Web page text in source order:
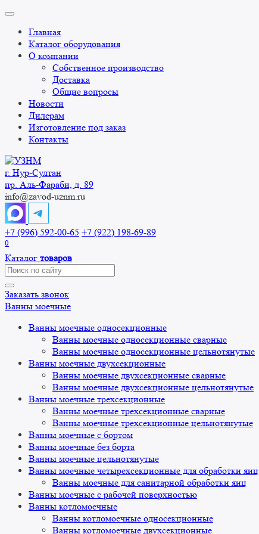
Перейти
содержанию
Главная
Каталог оборудования
О компании
Собственное производство
Доставка
Общие вопросы
Новости
Дилерам
Изготовление под заказ
Контакты
г. Нур-Cултан
пр. Аль-Фараби, д. 89
info@zavod-uznm.ru
+7 (996) 592-00-65 +7 (922) 198-69-89
0
Каталог товаров
Search
for:
Заказать звонок
Ванны моечные
Ванны моечные односекционные
Ванны моечные односекционные сварные
Ванны моечные односекционные цельнотянутые
Ванны моечные двухсекционные
Ванны моечные двухсекционные сварные
Ванны моечные двухсекционные цельнотянутые
Ванны моечные трехсекционные
Ванны моечные трехсекционные сварные
Ванны моечные трехсекционные цельнотянутые
Ванны моечные с бортом
Ванны моечные без борта
Ванны моечные цельнотянутые
Ванны моечные четырехсекционные для обработки яиц
Ванны моечные для санитарной обработки яиц
Ванны моечные с рабочей поверхностью
Ванны котломоечные
Ванны котломоечные односекционные
Ванны котломоечные двухсекционные